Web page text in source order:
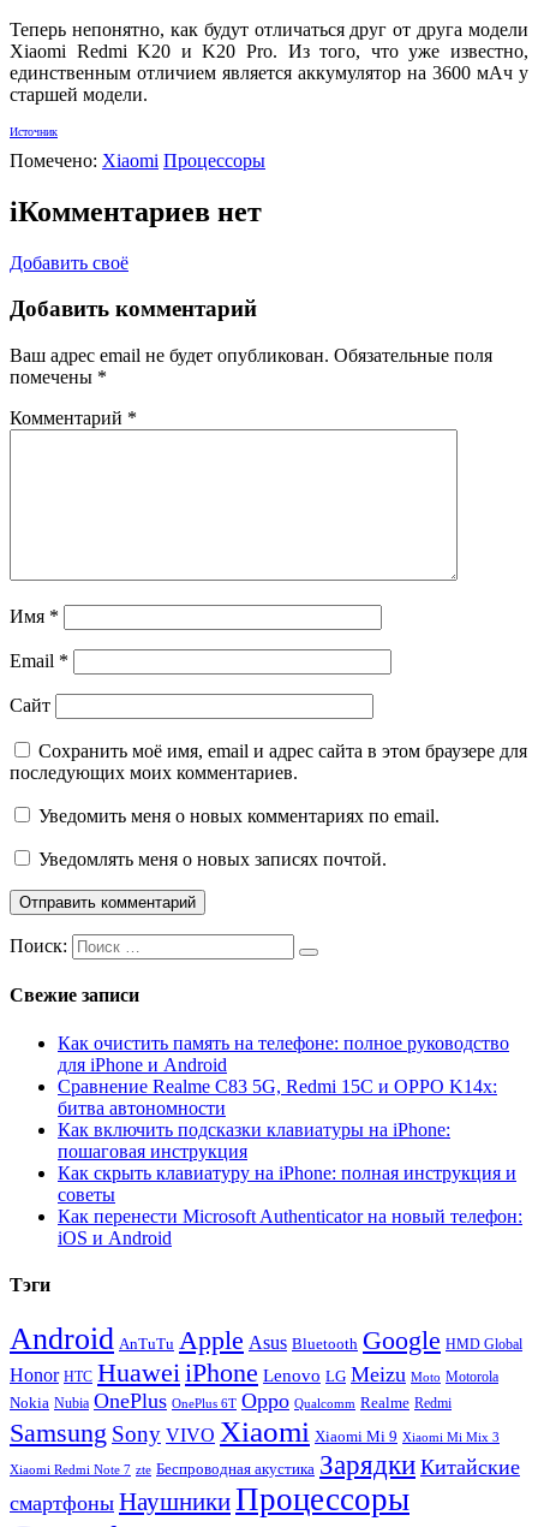
Теперь непонятно, как будут отличаться друг от друга модели
Xiaomi Redmi K20 и K20 Pro. Из того, что уже известно,
единственным отличием является аккумулятор на 3600 мАч у
старшей модели.
Источник
Помечено: Xiaomi Процессоры
iКомментариев нет
Добавить своё
Добавить комментарий
Ваш адрес email не будет опубликован. Обязательные поля
помечены *
Комментарий *
Имя *
Email *
Сайт
Сохранить моё имя, email и адрес сайта в этом браузере для
последующих моих комментариев.
Уведомить меня о новых комментариях по email.
Уведомлять меня о новых записях почтой.
Поиск:
Свежие записи
Как очистить память на телефоне: полное руководство
для iPhone и Android
Сравнение Realme C83 5G, Redmi 15C и OPPO K14x:
битва автономности
Как включить подсказки клавиатуры на iPhone:
пошаговая инструкция
Как скрыть клавиатуру на iPhone: полная инструкция и
советы
Как перенести Microsoft Authenticator на новый телефон:
iOS и Android
Тэги
Android AnTuTu Apple Asus Bluetooth Google HMD Global
Honor HTC HuaweiiPhone Lenovo LG Meizu Moto Motorola
Nokia Nubia OnePlus OnePlus 6T Oppo Qualcomm Realme Redmi
Samsung Sony VIVO Xiaomi Xiaomi Mi 9 Xiaomi Mi Mix 3
Xiaomi Redmi Note 7 zte Беспроводная акустика Зарядки Китайские
смартфоны НаушникиПроцессоры